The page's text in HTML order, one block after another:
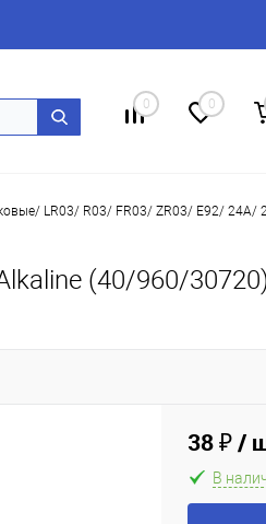
0 0
LR03/ R03/ FR03/ ZR03/ E92/ 24A/
(40/960/
38 ₽/
В